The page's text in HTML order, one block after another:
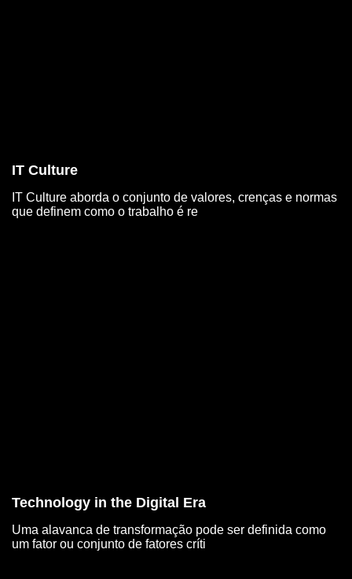
IT Culture
IT Culture aborda o conjunto de valores, crenças e normas
que definem como o trabalho é re
Technology in the Digital Era
Uma alavanca de transformação pode ser definida como
um fator ou conjunto de fatores críti